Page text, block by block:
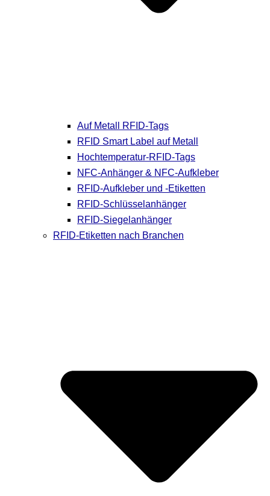
Auf Metall RFID-Tags
RFID Smart Label auf Metall
Hochtemperatur-RFID-Tags
NFC-Anhänger & NFC-Aufkleber
RFID-Aufkleber und -Etiketten
RFID-Schlüsselanhänger
RFID-Siegelanhänger
RFID-Etiketten nach Branchen